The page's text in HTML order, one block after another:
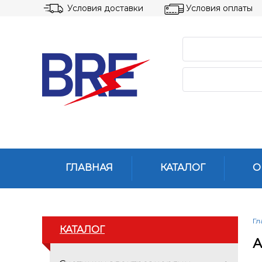
Условия доставки Условия оплаты
ГЛАВНАЯ КАТАЛОГ О
КАТАЛОГ